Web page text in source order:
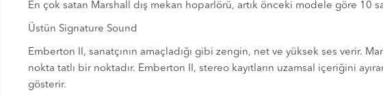
En çok satan Marshall dış mekan hoparlörü, artık önceki modele göre 10
Üstün Signature Sound
Emberton II, sanatçının amaçladığı gibi zengin, net ve yüksek ses verir.
nokta tatlı bir noktadır. Emberton II, stereo kayıtların uzamsal içeriğini
gösterir.